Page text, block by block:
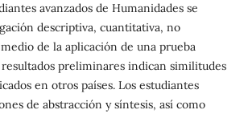
avanzados de Humanidades se
descriptiva, cuantitativa, no
de la aplicación de una prueba
resultados preliminares indican similitudes
en otros países. Los estudiantes
de abstracción y síntesis, así como